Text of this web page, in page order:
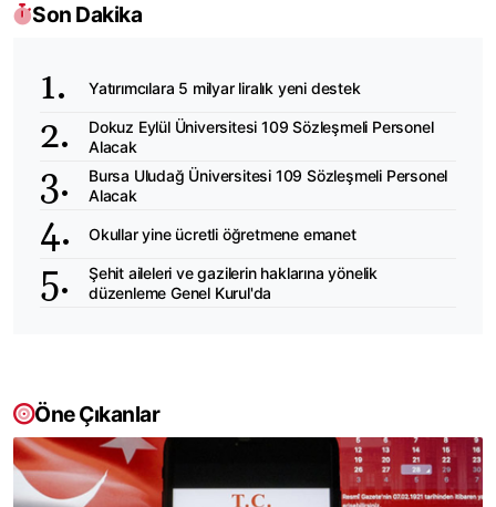
Son Dakika
Yatırımcılara 5 milyar liralık yeni destek
Dokuz Eylül Üniversitesi 109 Sözleşmeli Personel
Alacak
Bursa Uludağ Üniversitesi 109 Sözleşmeli Personel
Alacak
Okullar yine ücretli öğretmene emanet
Şehit aileleri ve gazilerin haklarına yönelik
düzenleme Genel Kurul'da
Öne Çıkanlar